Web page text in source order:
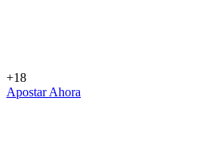
+18
Apostar Ahora